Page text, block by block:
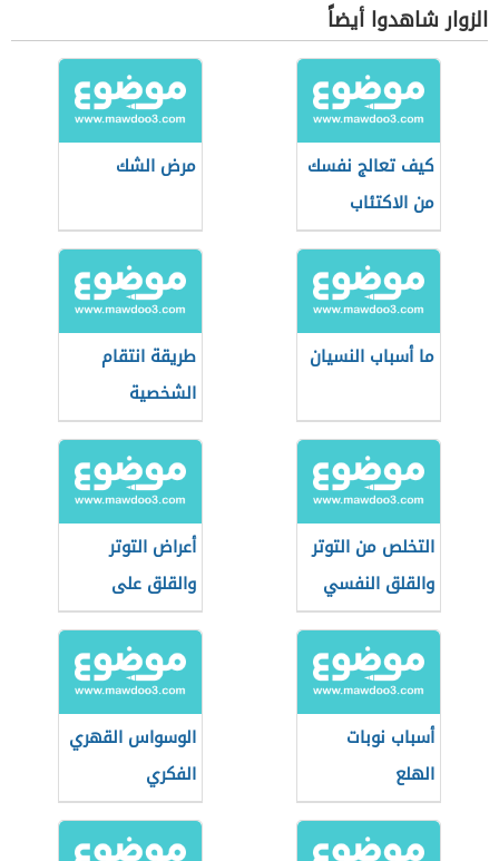
الزوار شاهدوا أيضاً
كيف تعالج نفسك
من الاكتئاب
مرض الشك
ما أسباب النسيان
طريقة انتقام
الشخصية
النرجسية
التخلص من التوتر
والقلق النفسي
أعراض التوتر
والقلق على
الجسم
أسباب نوبات
الهلع
الوسواس القهري
الفكري